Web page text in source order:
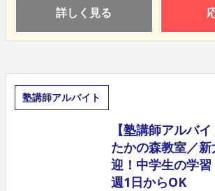
詳しく見る
塾講師アルバイト
【塾講師アルバ
たかの森教室／
迎！中学生の学習
週1日からOK